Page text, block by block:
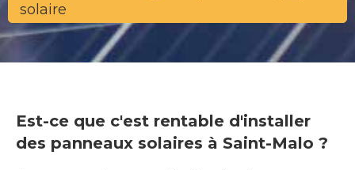
solaire
Est-ce que c'est rentable d'installer
des panneaux solaires à Saint-Malo ?